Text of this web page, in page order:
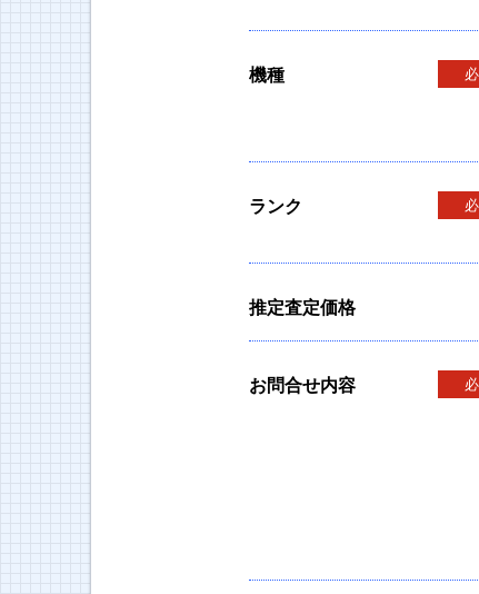
機種
ランク
推定査定価格
お問合せ内容